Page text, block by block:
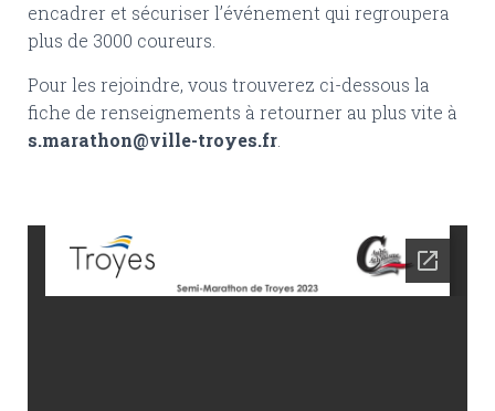
encadrer et sécuriser l’événement qui regroupera
plus de 3000 coureurs.
Pour les rejoindre, vous trouverez ci-dessous la
fiche de renseignements à retourner au plus vite à
s.marathon@ville-troyes.fr.